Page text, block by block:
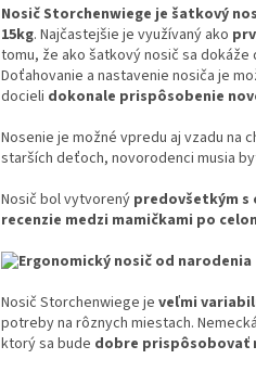
Nosič Storchenwiege je šatkový
15kg. Najčastejšie je využívaný ako
tomu, že ako šatkový nosič sa
Doťahovanie a nastavenie nosiča je
docieli dokonale prispôsobenie
Nosenie je možné vpredu aj vzadu na
starších deťoch, novorodenci musia
Nosič bol vytvorený predovšetkým s
recenzie medzi mamičkami po
Nosič Storchenwiege je veľmi
potreby na rôznych miestach.
ktorý sa bude dobre prispôsobovať